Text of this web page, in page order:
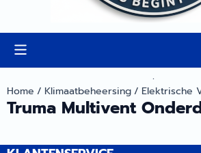
.
Home / Klimaatbeheersing/ Elektrische
Truma Multivent